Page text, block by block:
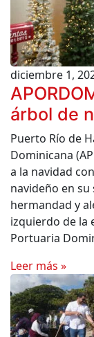
diciembre 1,
árbol de
Puerto Río de
Dominicana
a la navidad
navideño en
hermandad y
izquierdo de la
Portuaria
Leer más »